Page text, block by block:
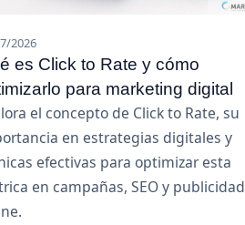
2026
es Click to Rate y cómo
para marketing digital
el concepto de Click to Rate, su
en estrategias digitales y
efectivas para optimizar esta
en campañas, SEO y publicidad